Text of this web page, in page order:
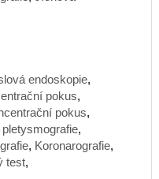
endoskopie,
pokus,
pokus,
,
, Koronarografie,
test,